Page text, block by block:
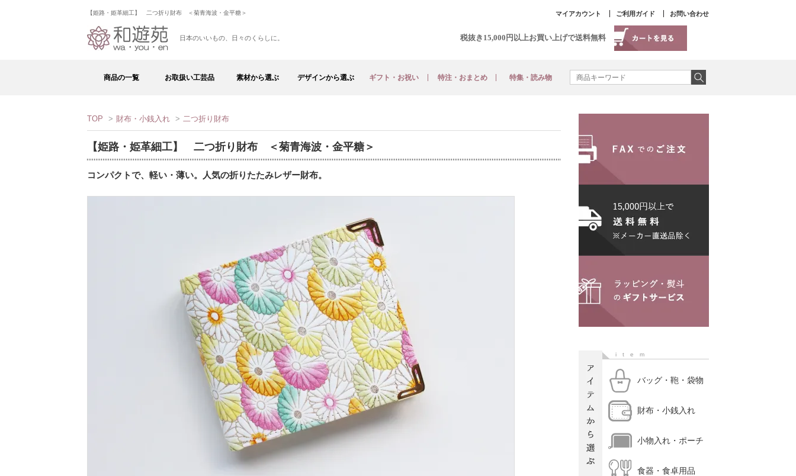
【姫路・姫革細工】 二つ折り財布 ＜菊青海波・金平糖＞ マイアカウント ご利用ガイド お問い合わせ
日本のいいもの、日々のくらしに。 税抜き15,000円以上お買い上げで送料無料
商品の一覧 お取扱い工芸品 素材から選ぶ デザインから選ぶ ギフト・お祝い 特注・おまとめ 特集・読み物
TOP > 財布・小銭入れ > 二つ折り財布
【姫路・姫革細工】 二つ折り財布 ＜菊青海波・金平糖＞
コンパクトで、軽い・薄い。人気の折りたたみレザー財布。
item
バッグ・鞄・袋物
財布・小銭入れ
小物入れ・ポーチ
食器・食卓用品